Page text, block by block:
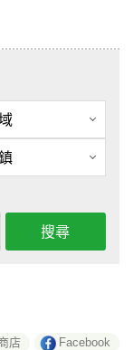
搜尋
店 Facebook